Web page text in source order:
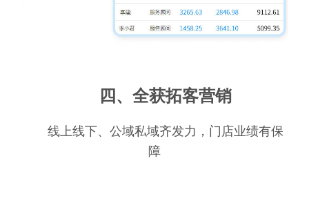
四、全获拓客营销
线上线下、公域私域齐发力，门店业绩有保
障